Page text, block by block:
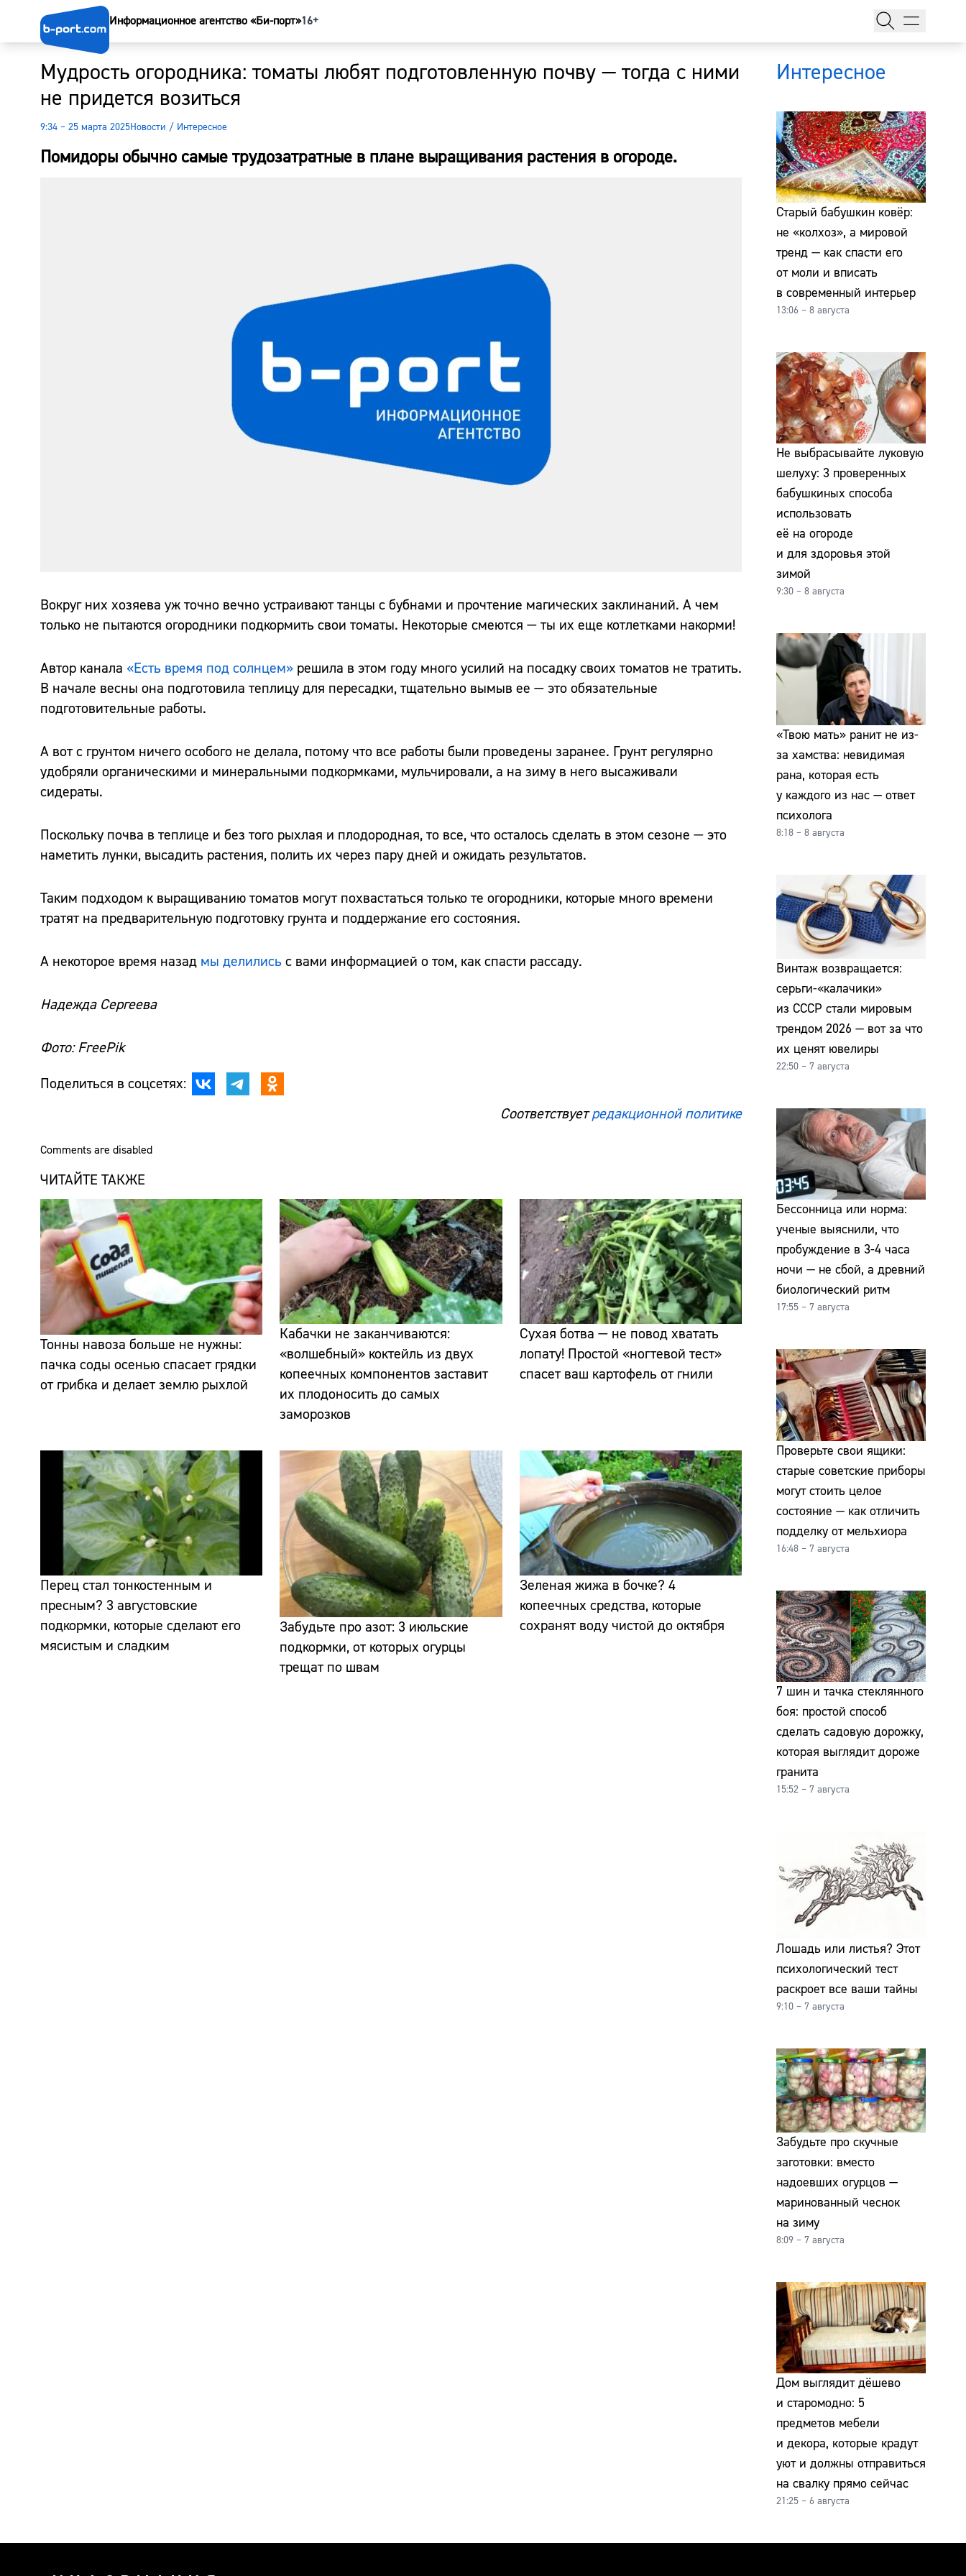
Информационное агентство «Би-порт»16+
Мудрость огородника: томаты любят подготовленную почву — тогда с ними
не придется возиться
9:34 – 25 марта 2025Новости / Интересное
Помидоры обычно самые трудозатратные в плане выращивания растения в огороде.
Вокруг них хозяева уж точно вечно устраивают танцы с бубнами и прочтение магических заклинаний. А чем
только не пытаются огородники подкормить свои томаты. Некоторые смеются — ты их еще котлетками накорми!
Автор канала «Есть время под солнцем» решила в этом году много усилий на посадку своих томатов не тратить.
В начале весны она подготовила теплицу для пересадки, тщательно вымыв ее — это обязательные
подготовительные работы.
А вот с грунтом ничего особого не делала, потому что все работы были проведены заранее. Грунт регулярно
удобряли органическими и минеральными подкормками, мульчировали, а на зиму в него высаживали
сидераты.
Поскольку почва в теплице и без того рыхлая и плодородная, то все, что осталось сделать в этом сезоне — это
наметить лунки, высадить растения, полить их через пару дней и ожидать результатов.
Таким подходом к выращиванию томатов могут похвастаться только те огородники, которые много времени
тратят на предварительную подготовку грунта и поддержание его состояния.
А некоторое время назад мы делились с вами информацией о том, как спасти рассаду.
Надежда Сергеева
Фото: FreePik
Поделиться в соцсетях:
Соответствуетредакционной политике
Comments are disabled
ЧИТАЙТЕ ТАКЖЕ
Тонны навоза больше не нужны:
пачка соды осенью спасает грядки
от грибка и делает землю рыхлой
Кабачки не заканчиваются:
«волшебный» коктейль из двух
копеечных компонентов заставит
их плодоносить до самых
заморозков
Сухая ботва — не повод хватать
лопату! Простой «ногтевой тест»
спасет ваш картофель от гнили
Перец стал тонкостенным и
пресным? 3 августовские
подкормки, которые сделают его
мясистым и сладким
Забудьте про азот: 3 июльские
подкормки, от которых огурцы
трещат по швам
Зеленая жижа в бочке? 4
копеечных средства, которые
сохранят воду чистой до октября
Интересное
Старый бабушкин ковёр:
не «колхоз», а мировой
тренд — как спасти его
от моли и вписать
в современный интерьер
13:06 – 8 августа
Не выбрасывайте луковую
шелуху: 3 проверенных
бабушкиных способа
использовать
её на огороде
и для здоровья этой
зимой
9:30 – 8 августа
«Твою мать» ранит не из-
за хамства: невидимая
рана, которая есть
у каждого из нас — ответ
психолога
8:18 – 8 августа
Винтаж возвращается:
серьги-«калачики»
из СССР стали мировым
трендом 2026 — вот за что
их ценят ювелиры
22:50 – 7 августа
Бессонница или норма:
ученые выяснили, что
пробуждение в 3-4 часа
ночи — не сбой, а древний
биологический ритм
17:55 – 7 августа
Проверьте свои ящики:
старые советские приборы
могут стоить целое
состояние — как отличить
подделку от мельхиора
16:48 – 7 августа
7 шин и тачка стеклянного
боя: простой способ
сделать садовую дорожку,
которая выглядит дороже
гранита
15:52 – 7 августа
Лошадь или листья? Этот
психологический тест
раскроет все ваши тайны
9:10 – 7 августа
Забудьте про скучные
заготовки: вместо
надоевших огурцов —
маринованный чеснок
на зиму
8:09 – 7 августа
Дом выглядит дёшево
и старомодно: 5
предметов мебели
и декора, которые крадут
уют и должны отправиться
на свалку прямо сейчас
21:25 – 6 августа
Главная
Наши гости
Курсы валют
Адрес:
Телефон: